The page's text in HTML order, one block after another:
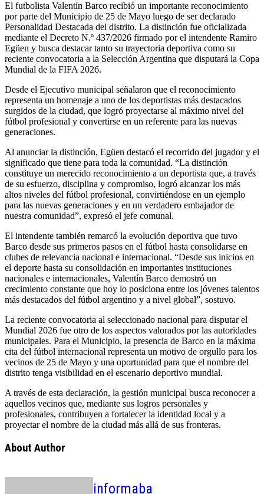
El futbolista Valentín Barco recibió un importante reconocimiento
por parte del Municipio de 25 de Mayo luego de ser declarado
Personalidad Destacada del distrito. La distinción fue oficializada
mediante el Decreto N.º 437/2026 firmado por el intendente Ramiro
Egüen y busca destacar tanto su trayectoria deportiva como su
reciente convocatoria a la Selección Argentina que disputará la Copa
Mundial de la FIFA 2026.
Desde el Ejecutivo municipal señalaron que el reconocimiento
representa un homenaje a uno de los deportistas más destacados
surgidos de la ciudad, que logró proyectarse al máximo nivel del
fútbol profesional y convertirse en un referente para las nuevas
generaciones.
Al anunciar la distinción, Egüen destacó el recorrido del jugador y el
significado que tiene para toda la comunidad. “La distinción
constituye un merecido reconocimiento a un deportista que, a través
de su esfuerzo, disciplina y compromiso, logró alcanzar los más
altos niveles del fútbol profesional, convirtiéndose en un ejemplo
para las nuevas generaciones y en un verdadero embajador de
nuestra comunidad”, expresó el jefe comunal.
El intendente también remarcó la evolución deportiva que tuvo
Barco desde sus primeros pasos en el fútbol hasta consolidarse en
clubes de relevancia nacional e internacional. “Desde sus inicios en
el deporte hasta su consolidación en importantes instituciones
nacionales e internacionales, Valentín Barco demostró un
crecimiento constante que hoy lo posiciona entre los jóvenes talentos
más destacados del fútbol argentino y a nivel global”, sostuvo.
La reciente convocatoria al seleccionado nacional para disputar el
Mundial 2026 fue otro de los aspectos valorados por las autoridades
municipales. Para el Municipio, la presencia de Barco en la máxima
cita del fútbol internacional representa un motivo de orgullo para los
vecinos de 25 de Mayo y una oportunidad para que el nombre del
distrito tenga visibilidad en el escenario deportivo mundial.
A través de esta declaración, la gestión municipal busca reconocer a
aquellos vecinos que, mediante sus logros personales y
profesionales, contribuyen a fortalecer la identidad local y a
proyectar el nombre de la ciudad más allá de sus fronteras.
About Author
informaba